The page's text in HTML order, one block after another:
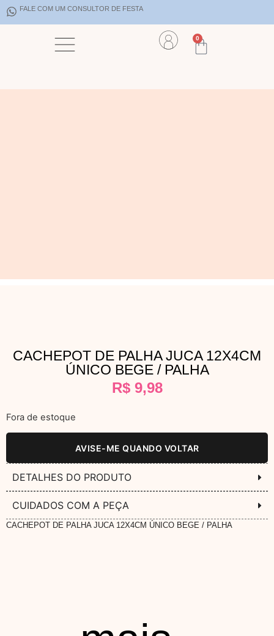
FALE COM UM CONSULTOR DE FESTA
0
CACHEPOT DE PALHA JUCA 12X4CM
ÚNICO BEGE / PALHA
R$9,98
Fora de estoque
AVISE-ME QUANDO VOLTAR
DETALHES DO PRODUTO
CUIDADOS COM A PEÇA
CACHEPOT DE PALHA JUCA 12X4CM ÚNICO BEGE / PALHA